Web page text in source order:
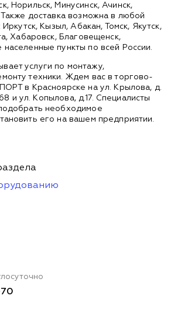
Норильск, Минусинск, Ачинск,
доставка возможна в любой
Кызыл, Абакан, Томск, Якутск,
Хабаровск, Благовещенск,
пункты по всей России.
услуги по монтажу,
техники. Ждем вас в торгово-
в Красноярске на ул. Крылова, д.
и ул. Копылова, д.17. Специалисты
необходимое
его на вашем предприятии.